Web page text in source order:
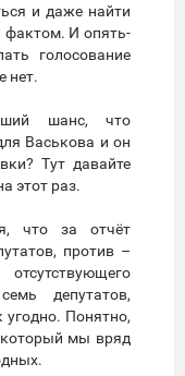
и даже найти
фактом. И опять-
голосование
нет.
шанс, что
Васькова и он
Тут давайте
этот раз.
что за отчёт
против –
депутатов,
угодно. Понятно,
который мы вряд